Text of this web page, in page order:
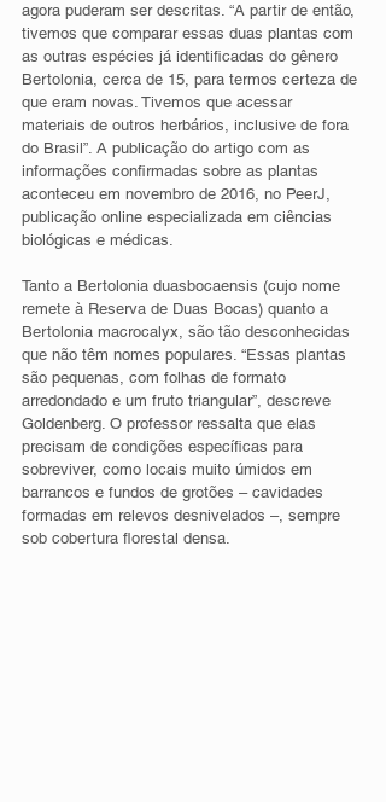
agora puderam ser descritas. “A partir de então,
tivemos que comparar essas duas plantas com
as outras espécies já identificadas do gênero
Bertolonia, cerca de 15, para termos certeza de
que eram novas. Tivemos que acessar
materiais de outros herbários, inclusive de fora
do Brasil”. A publicação do artigo com as
informações confirmadas sobre as plantas
aconteceu em novembro de 2016, no PeerJ,
publicação online especializada em ciências
biológicas e médicas.
Tanto a Bertolonia duasbocaensis (cujo nome
remete à Reserva de Duas Bocas) quanto a
Bertolonia macrocalyx, são tão desconhecidas
que não têm nomes populares. “Essas plantas
são pequenas, com folhas de formato
arredondado e um fruto triangular”, descreve
Goldenberg. O professor ressalta que elas
precisam de condições específicas para
sobreviver, como locais muito úmidos em
barrancos e fundos de grotões – cavidades
formadas em relevos desnivelados –, sempre
sob cobertura florestal densa.